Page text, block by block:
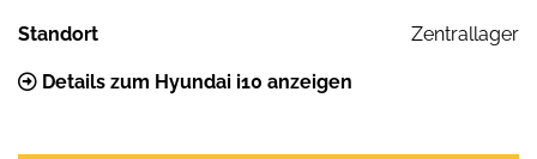
Standort Zentrallager
Details zum Hyundai i10 anzeigen